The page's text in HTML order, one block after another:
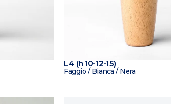
L4 (h 10-12-15)
Faggio / Bianca / Nera